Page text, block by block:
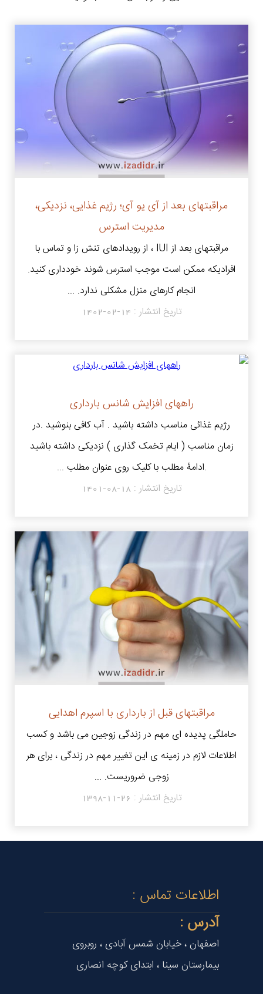
مراقبتهای بعد از آی یو آی؛ رژیم غذایی، نزدیکی،
مدیریت استرس
مراقبتهای بعد از IUI ، از رویدادهای تنش زا و تماس با
افرادیکه ممکن است موجب استرس شوند خودداری کنید.
انجام کارهای منزل مشکلی ندارد. ...
تاریخ انتشار : 1402-02-14
راههای افزایش شانس بارداری
رژیم غذائی مناسب داشته باشید . آب کافی بنوشید .در
زمان مناسب ( ایام تخمک گذاری ) نزدیکی داشته باشید
.ادامۀ مطلب با کلیک روی عنوان مطلب ...
تاریخ انتشار :1401-08-18
مراقبتهای قبل از بارداری با اسپرم اهدایی
حاملگی پدیده ای مهم در زندگی زوجین می باشد و کسب
اطلاعات لازم در زمینه ی این تغییر مهم در زندگی ، برای هر
زوجی ضروریست. ...
تاریخ انتشار : 1398-11-26
اطلاعات تماس :
آدرس :
اصفهان ، خیابان شمس آبادی ، روبروی
بیمارستان سینا ، ابتدای کوچه انصاری